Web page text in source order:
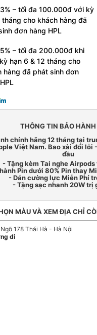
– tối đa 100.000đ với kỳ
tháng cho khách hàng đã
đơn hàng HPL
– tối đa 200.000đ khi
hạn 6 & 12 tháng cho
hàng đã phát sinh đơn
THÔNG TIN BẢO HÀNH
chính hãng 12 tháng tại
Việt Nam. Bao xài đổi lỗi
đầu
- Tặng kèm Tai nghe
Pin dưới 80% Pin thay
- Dán cường lực Miễn Phí
- Tặng sạc nhanh 20W trị
MÀU VÀ XEM ĐỊA CHỈ
178 Thái Hà - Hà Nội
đi